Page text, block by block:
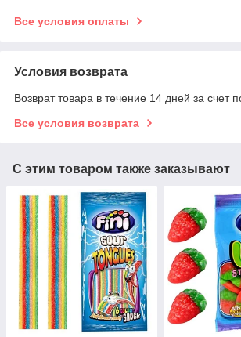
Все условия оплаты
Условия возврата
Возврат товара в течение 14 дней за счет
Все условия возврата
С этим товаром также заказывают